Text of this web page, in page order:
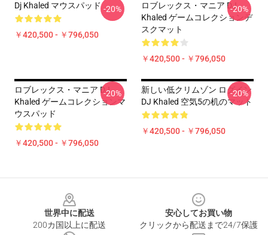
Dj Khaled マウスパッド
￥420,500 - ￥796,050
-20%
ロブレックス・マニア DJ
Khaled ゲームコレクションデ
スクマット
￥420,500 - ￥796,050
-20%
ロブレックス・マニア DJ
Khaled ゲームコレクションマ
ウスパッド
￥420,500 - ￥796,050
-20%
新しい低クリムゾン ログイン
DJ Khaled 空気5の机のマット
￥420,500 - ￥796,050
-20%
世界中に配送
200カ国以上に配送
安心してお買い物
クリックから配送まで24/7保護